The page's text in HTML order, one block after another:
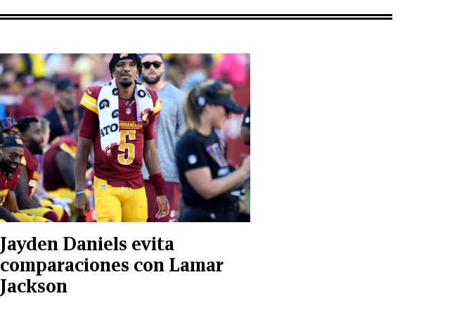
Jayden Daniels evita
comparaciones con Lamar
Jackson